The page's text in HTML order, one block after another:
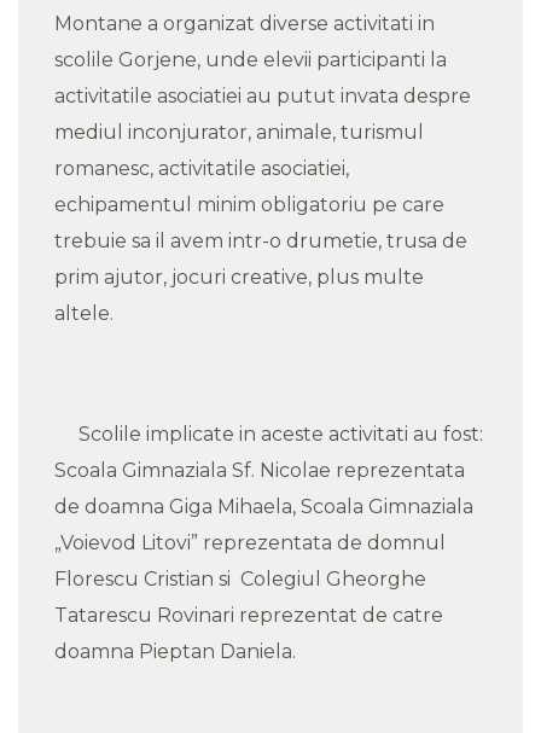
Montane a organizat diverse activitati in
scolile Gorjene, unde elevii participanti la
activitatile asociatiei au putut invata despre
mediul inconjurator, animale, turismul
romanesc, activitatile asociatiei,
echipamentul minim obligatoriu pe care
trebuie sa il avem intr-o drumetie, trusa de
prim ajutor, jocuri creative, plus multe
altele.
Scolile implicate in aceste activitati au fost:
Scoala Gimnaziala Sf. Nicolae reprezentata
de doamna Giga Mihaela, Scoala Gimnaziala
„Voievod Litovi” reprezentata de domnul
Florescu Cristian si Colegiul Gheorghe
Tatarescu Rovinari reprezentat de catre
doamna Pieptan Daniela.